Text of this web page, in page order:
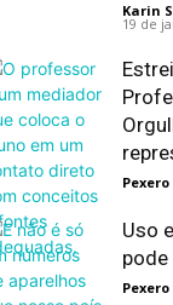
Karin
19 de
Uso